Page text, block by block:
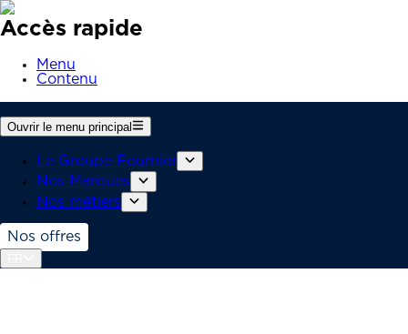
Accès rapide
Menu
Contenu
Ouvrir le menu principal
Le Groupe Fournier
Nos Marques
Nos métiers
Nos offres